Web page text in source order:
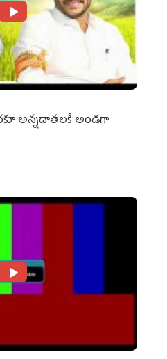
అన్నదాతలకి అండగా